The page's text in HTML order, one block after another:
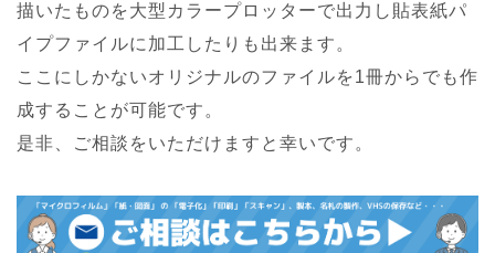
描いたものを大型カラープロッターで出力し貼表紙パ
イプファイルに加工したりも出来ます。
ここにしかないオリジナルのファイルを1冊からでも作
成することが可能です。
是非、ご相談をいただけますと幸いです。